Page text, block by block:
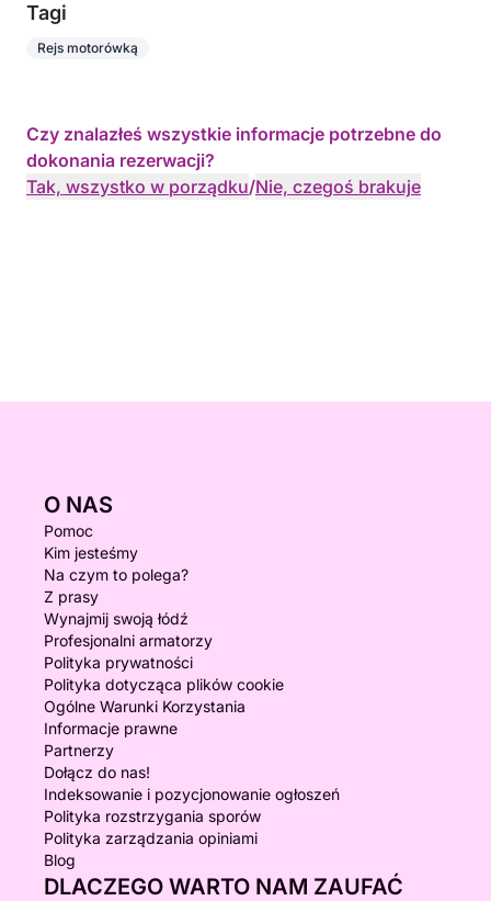
Tagi
Rejs motorówką
Czy znalazłeś wszystkie informacje potrzebne do
dokonania rezerwacji?
Tak, wszystko w porządku/Nie, czegoś brakuje
O NAS
Pomoc
Kim jesteśmy
Na czym to polega?
Z prasy
Wynajmij swoją łódź
Profesjonalni armatorzy
Polityka prywatności
Polityka dotycząca plików cookie
Ogólne Warunki Korzystania
Informacje prawne
Partnerzy
Dołącz do nas!
Indeksowanie i pozycjonowanie ogłoszeń
Polityka rozstrzygania sporów
Polityka zarządzania opiniami
Blog
DLACZEGO WARTO NAM ZAUFAĆ